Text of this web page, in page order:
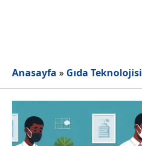
Anasayfa » Gıda Teknolojisi